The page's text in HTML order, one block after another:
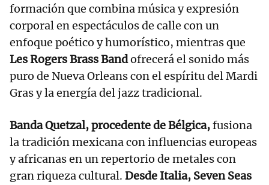
formación que combina música y expresión
corporal en espectáculos de calle con un
enfoque poético y humorístico, mientras que
Les Rogers Brass Bandofrecerá el sonido más
puro de Nueva Orleans con el espíritu del Mardi
Gras y la energía del jazz tradicional.
Banda Quetzal, procedente de Bélgica,fusiona
la tradición mexicana con influencias europeas
y africanas en un repertorio de metales con
gran riqueza cultural. Desde Italia, Seven Seas